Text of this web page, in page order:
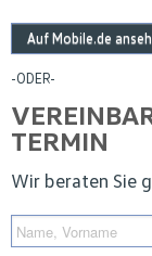
Auf Mobile.de
-ODER-
TERMIN
Wir beraten Sie